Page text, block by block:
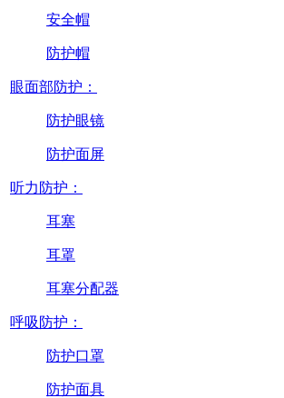
安全帽
防护帽
眼面部防护：
防护眼镜
防护面屏
听力防护：
耳塞
耳罩
耳塞分配器
呼吸防护：
防护口罩
防护面具